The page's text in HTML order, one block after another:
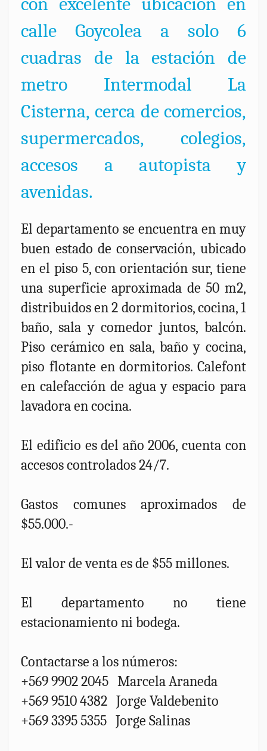
calle Goycolea a solo 6
cuadras de la estación de
metro Intermodal La
Cisterna, cerca de comercios,
supermercados, colegios,
accesos a autopista y
avenidas.
El departamento se encuentra en muy
buen estado de conservación, ubicado
en el piso 5, con orientación sur, tiene
una superficie aproximada de 50 m2,
distribuidos en 2 dormitorios, cocina, 1
baño, sala y comedor juntos, balcón.
Piso cerámico en sala, baño y cocina,
piso flotante en dormitorios. Calefont
en calefacción de agua y espacio para
lavadora en cocina.
El edificio es del año 2006, cuenta con
accesos controlados 24/7.
Gastos comunes aproximados de
$55.000.-
El valor de venta es de $55 millones.
El departamento no tiene
estacionamiento ni bodega.
Contactarse a los números:
+569 9902 2045 Marcela Araneda
+569 9510 4382 Jorge Valdebenito
+569 3395 5355 Jorge Salinas